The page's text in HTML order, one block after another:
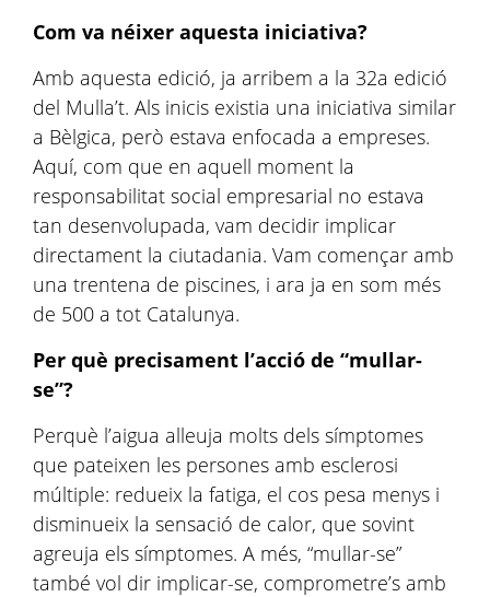
Com va néixer aquesta iniciativa?
Amb aquesta edició, ja arribem a la 32a edició
del Mulla’t. Als inicis existia una iniciativa similar
a Bèlgica, però estava enfocada a empreses.
Aquí, com que en aquell moment la
responsabilitat social empresarial no estava
tan desenvolupada, vam decidir implicar
directament la ciutadania. Vam començar amb
una trentena de piscines, i ara ja en som més
de 500 a tot Catalunya.
Per què precisament l’acció de “mullar-
se”?
Perquè l’aigua alleuja molts dels símptomes
que pateixen les persones amb esclerosi
múltiple: redueix la fatiga, el cos pesa menys i
disminueix la sensació de calor, que sovint
agreuja els símptomes. A més, “mullar-se”
també vol dir implicar-se, comprometre’s amb